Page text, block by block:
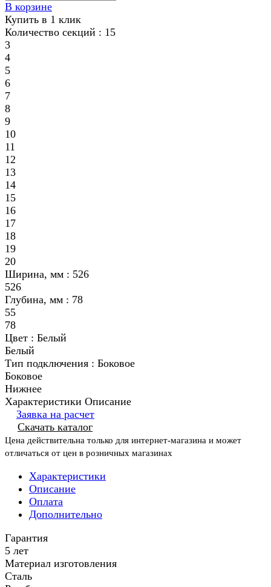
В корзине
Купить в 1 клик
Количество секций : 15
3
4
5
6
7
8
9
10
11
12
13
14
15
16
17
18
19
20
Ширина, мм : 526
526
Глубина, мм : 78
55
78
Цвет : Белый
Белый
Тип подключения : Боковое
Боковое
Нижнее
Характеристики Описание
Заявка на расчет
Скачать каталог
Цена действительна только для интернет-магазина и может
отличаться от цен в розничных магазинах
Характеристики
Описание
Оплата
Дополнительно
Гарантия
5 лет
Материал изготовления
Сталь